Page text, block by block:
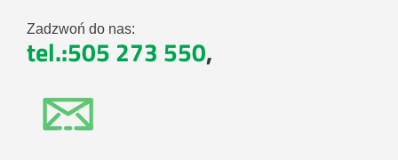
Zadzwoń do nas:
tel.:505 273 550,